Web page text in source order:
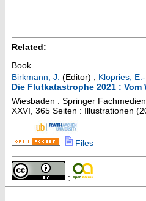
Related:
Book
Birkmann, J. (Editor) ; Klopries,
Die Flutkatastrophe 2021 :
Wiesbaden : Springer
XXVI, 365 Seiten : Illustrationen (
Files
;